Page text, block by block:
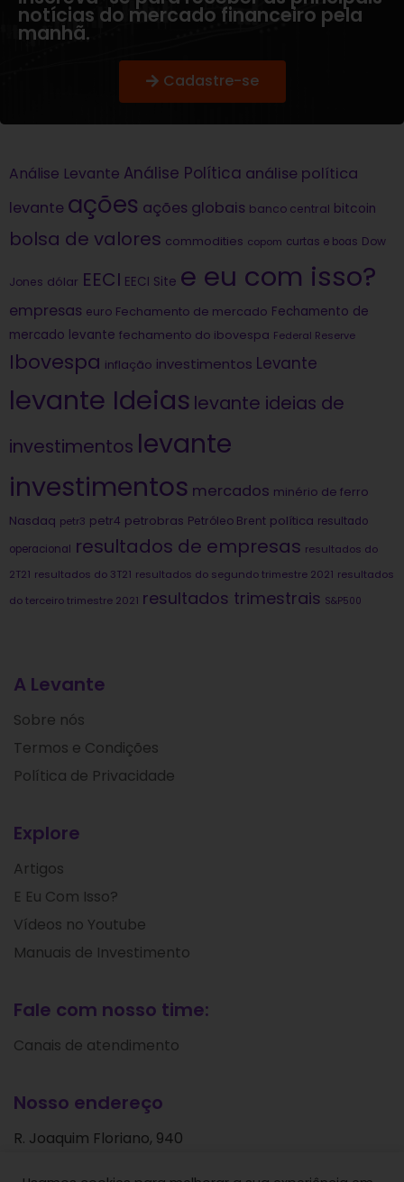
notícias do mercado financeiro pela
manhã.
Cadastre-se
Análise Levante Análise Política análise política
levante ações ações globais banco central bitcoin
bolsa de valores commodities copom curtas e boas Dow
Jones dólar EECI EECI Site e eu com isso?
empresas euro Fechamento de mercado Fechamento de
mercado levante fechamento do ibovespa Federal Reserve
Ibovespa inflação investimentos Levante
levante Ideias levante ideias de
investimentos levante
investimentos mercados minério de ferro
Nasdaq petr3 petr4 petrobras Petróleo Brent política resultado
operacional resultados de empresas resultados do
2T21 resultados do 3T21 resultados do segundo trimestre 2021 resultados
do terceiro trimestre 2021 resultados trimestrais S&P500
A Levante
Sobre nós
Termos e Condições
Política de Privacidade
Explore
Artigos
E Eu Com Isso?
Vídeos no Youtube
Manuais de Investimento
Fale com nosso time:
Canais de atendimento
Nosso endereço
R. Joaquim Floriano, 940